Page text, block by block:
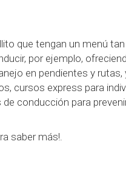
que tengan un menú
por ejemplo,
en pendientes y rutas,
cursos express para
conducción para
saber más!.